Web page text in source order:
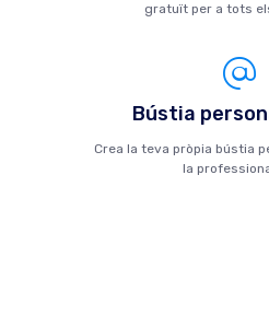
gratuït per a tots
Bústia
Crea la teva pròpia bústia
la